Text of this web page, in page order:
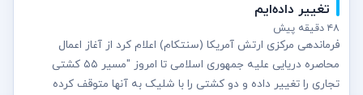
تغییر داده‌ایم
۴۸ دقیقه پیش
فرماندهی مرکزی ارتش آمریکا (سنتکام) اعلام کرد از آغاز اعمال
محاصره دریایی علیه جمهوری اسلامی تا امروز "مسیر ۵۵ کشتی
تجاری را تغییر داده و دو کشتی را با شلیک به آنها متوقف کرده